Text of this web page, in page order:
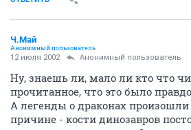
Ч.Май
Анонимный пользователь
12 июля 2002 Анонимный пользователь
Ну, знаешь ли, мало ли кто что
прочитанное, что это было
А легенды о драконах произошли
причине - кости динозавров